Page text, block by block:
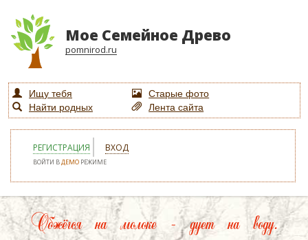
Мое Семейное Древо
pomnirod.ru
Ищу тебя
Старые фото
Найти родных
Лента сайта
РЕГИСТРАЦИЯ ВХОД
ВОЙТИ ВДЕМО РЕЖИМЕ
Обжёгся на молоке – дует на воду.